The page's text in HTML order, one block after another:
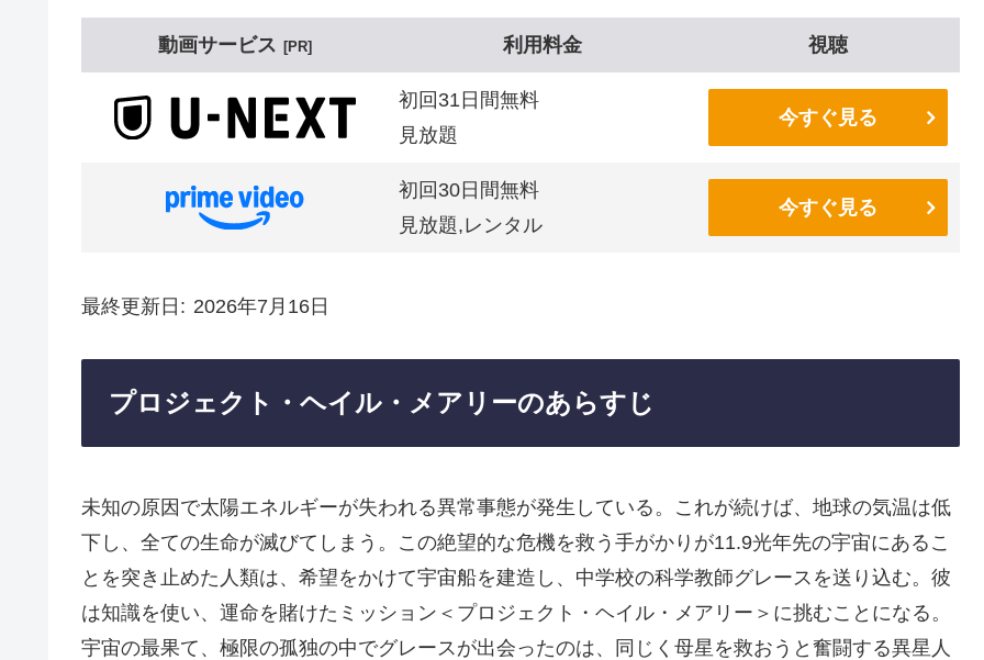
動画サービス PR 利用料金 視聴
初回31日間無料
見放題
今すぐ見る
初回30日間無料
見放題,レンタル
今すぐ見る
最終更新日 2026年7月16日
プロジェクト・ヘイル・メアリーのあらすじ
未知の原因で太陽エネルギーが失われる異常事態が発生している。これが続けば、地球の気温は低
下し、全ての生命が滅びてしまう。この絶望的な危機を救う手がかりが11.9光年先の宇宙にあるこ
とを突き止めた人類は、希望をかけて宇宙船を建造し、中学校の科学教師グレースを送り込む。彼
は知識を使い、運命を賭けたミッション＜プロジェクト・ヘイル・メアリー＞に挑むことになる。
宇宙の最果て、極限の孤独の中でグレースが出会ったのは、同じく母星を救おうと奮闘する異星人